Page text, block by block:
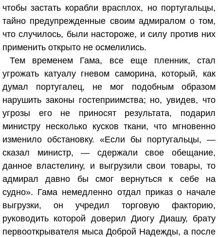
чтобы застать корабли врасплох, но португальцы,
тайно предупрежденные своим адмиралом о том,
что случилось, были настороже, и силу против них
применить открыто не осмелились.
Тем временем Гама, все еще пленник, стал
угрожать катуалу гневом саморина, который, как
думал португалец, не мог подобным образом
нарушить законы гостеприимства; но, увидев, что
угрозы его не приносят результата, подарил
министру несколько кусков ткани, что мгновенно
изменило обстановку. «Если бы португальцы, —
сказал министр, — сдержали свое обещание,
данное властелину, и выгрузили свои товары, то
адмирал давно бы смог вернуться к себе на
судно». Гама немедленно отдал приказ о начале
выгрузки, он учредил торговую факторию,
руководить которой доверил Диогу Диашу, брату
первооткрывателя мыса Доброй Надежды, а после